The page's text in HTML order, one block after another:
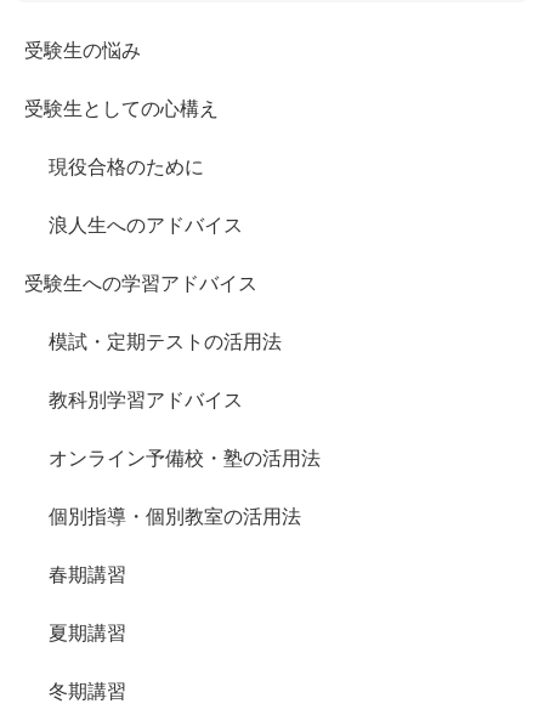
受験生の悩み
受験生としての心構え
現役合格のために
浪人生へのアドバイス
受験生への学習アドバイス
模試・定期テストの活用法
教科別学習アドバイス
オンライン予備校・塾の活用法
個別指導・個別教室の活用法
春期講習
夏期講習
冬期講習